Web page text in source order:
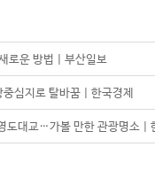
로운 방법 | 부산일보
심지로 탈바꿈 | 한국경제
도대교…가볼 만한 관광명소 |